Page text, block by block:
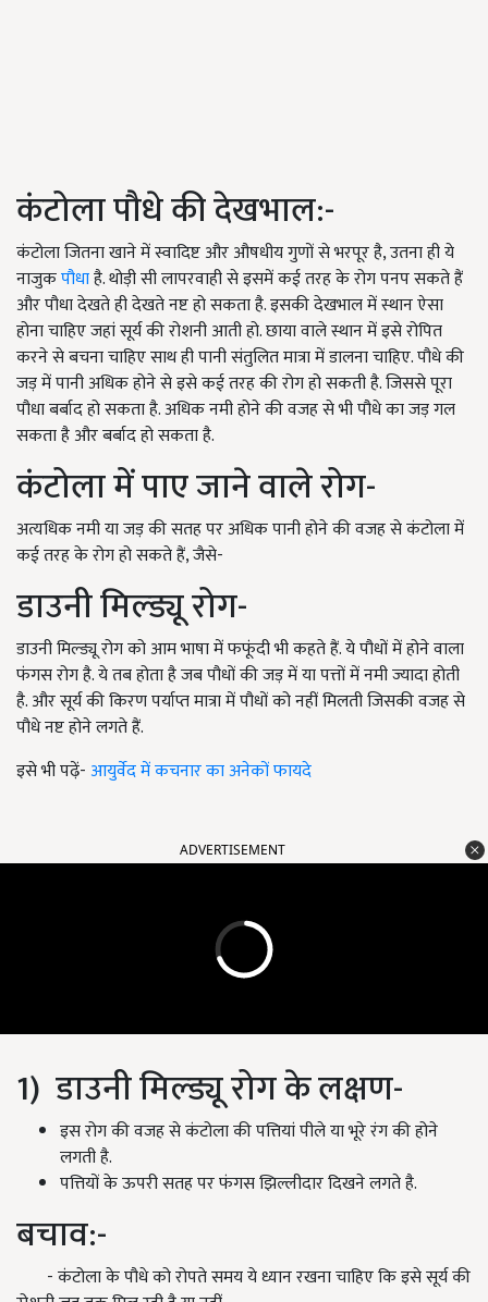
कंटोला पौधे की देखभाल:-
कंटोला जितना खाने में स्वादिष्ट और औषधीय गुणों से भरपूर है, उतना ही ये
नाजुकपौधाहै. थोड़ी सी लापरवाही से इसमें कई तरह के रोग पनप सकते हैं
और पौधा देखते ही देखते नष्ट हो सकता है. इसकी देखभाल में स्थान ऐसा
होना चाहिए जहां सूर्य की रोशनी आती हो. छाया वाले स्थान में इसे रोपित
करने से बचना चाहिए साथ ही पानी संतुलित मात्रा में डालना चाहिए. पौधे की
जड़ में पानी अधिक होने से इसे कई तरह की रोग हो सकती है. जिससे पूरा
पौधा बर्बाद हो सकता है. अधिक नमी होने की वजह से भी पौधे का जड़ गल
सकता है और बर्बाद हो सकता है.
कंटोला में पाए जाने वाले रोग-
अत्यधिक नमी या जड़ की सतह पर अधिक पानी होने की वजह से कंटोला में
कई तरह के रोग हो सकते हैं, जैसे-
डाउनी मिल्ड्यू रोग-
डाउनी मिल्ड्यू रोग को आम भाषा में फफूंदी भी कहते हैं. ये पौधों में होने वाला
फंगस रोग है. ये तब होता है जब पौधों की जड़ में या पत्तों में नमी ज्यादा होती
है. और सूर्य की किरण पर्याप्त मात्रा में पौधों को नहीं मिलती जिसकी वजह से
पौधे नष्ट होने लगते हैं.
इसे भी पढ़ें- आयुर्वेद में कचनार का अनेकों फायदे
ADVERTISEMENT
1) डाउनी मिल्ड्यू रोग के लक्षण-
इस रोग की वजह से कंटोला की पत्तियां पीले या भूरे रंग की होने
लगती है.
पत्तियों के ऊपरी सतह पर फंगस झिल्लीदार दिखने लगते है.
बचाव:-
- कंटोला के पौधे को रोपते समय ये ध्यान रखना चाहिए कि इसे सूर्य की